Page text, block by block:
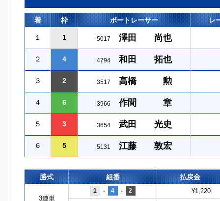
着 枠 ボートレーサー レ
１ 1 5017 澤田 尚也
２ 4 4794 和田 拓也
３ 2 3517 高橋 勲
４ 6 3966 作間 章
５ 3 3654 武田 光史
６ 5 5131 江藤 敦宏
勝式 組番 払戻金
3連単
1 - 4 - 2 ¥1,220